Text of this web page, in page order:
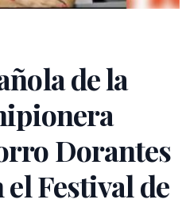
de la
Dorantes
el Festival de